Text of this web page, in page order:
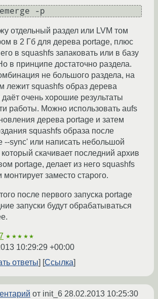
отдельный раздел или LVM том
в 2 Гб для дерева portage, плюс
в squashfs запаковать или в базу
в принципе достаточно раздела.
не большого раздела, на
лежит squashfs образ дерева
даёт очень хорошие результаты
работы. Можно использовать aufs
дерева portage и затем
squashfs образа после
--sync' или написать небольшой
который скачивает последний архив
portage, делает из него squashfs
монтирует заместо старого.
после первого запуска portage
запуски будут обрабатываться
★★★★★
10:29:29 +00:00
ответы
Ссылка
от init_6 28.02.2013 10:25:30